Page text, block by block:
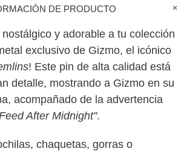
DE PRODUCTO
nostálgico y adorable a tu colección
exclusivo de Gizmo, el icónico
! Este pin de alta calidad está
detalle, mostrando a Gizmo en su
acompañado de la advertencia
After Midnight".
chaquetas, gorras o